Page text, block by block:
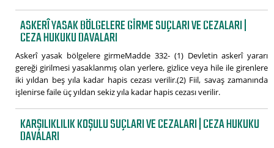
ASKERÎ YASAK BÖLGELERE GIRME SUÇLARI VE CEZALARI |
CEZA HUKUKU DAVALARI
Askerî yasak bölgelere girmeMadde 332- (1) Devletin askerî yararı
gereği girilmesi yasaklanmış olan yerlere, gizlice veya hile ile girenlere
iki yıldan beş yıla kadar hapis cezası verilir.(2) Fiil, savaş zamanında
işlenirse faile üç yıldan sekiz yıla kadar hapis cezası verilir.
KARŞILIKLILIK KOŞULU SUÇLARI VE CEZALARI | CEZA HUKUKU
DAVALARI